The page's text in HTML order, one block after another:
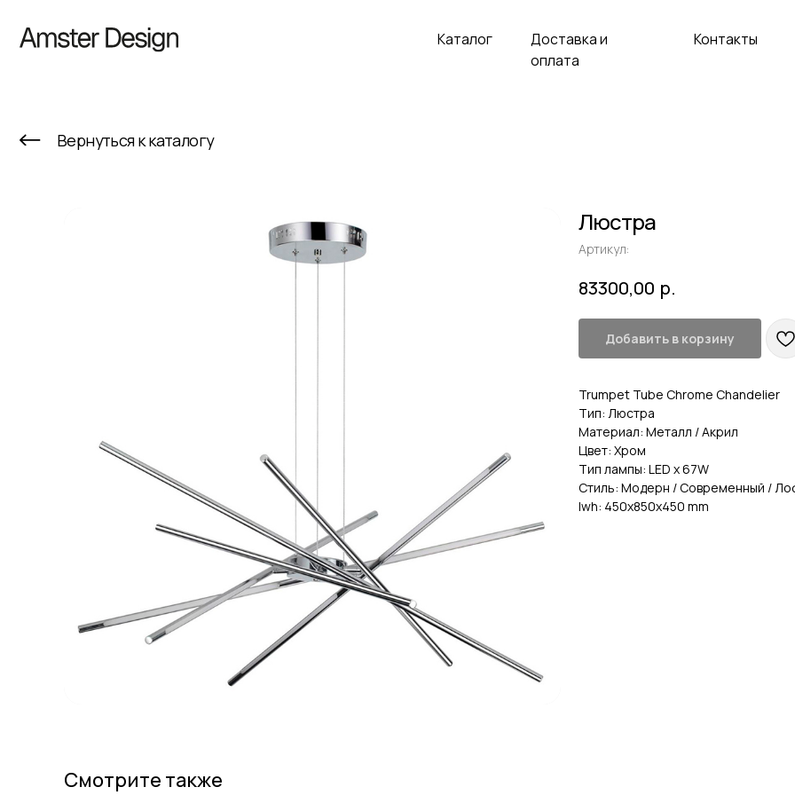
Каталог
Доставка и
Люстра
Артикул:
83300,00 р.
Добавить в корзину
Trumpet Tube Chrome Chandelier
Тип: Люстра
Материал: Металл / Акрил
Цвет: Хром
Тип лампы: LED х 67W
Стиль: Модерн / Современный /
lwh: 450x850x450 mm
Смотрите также